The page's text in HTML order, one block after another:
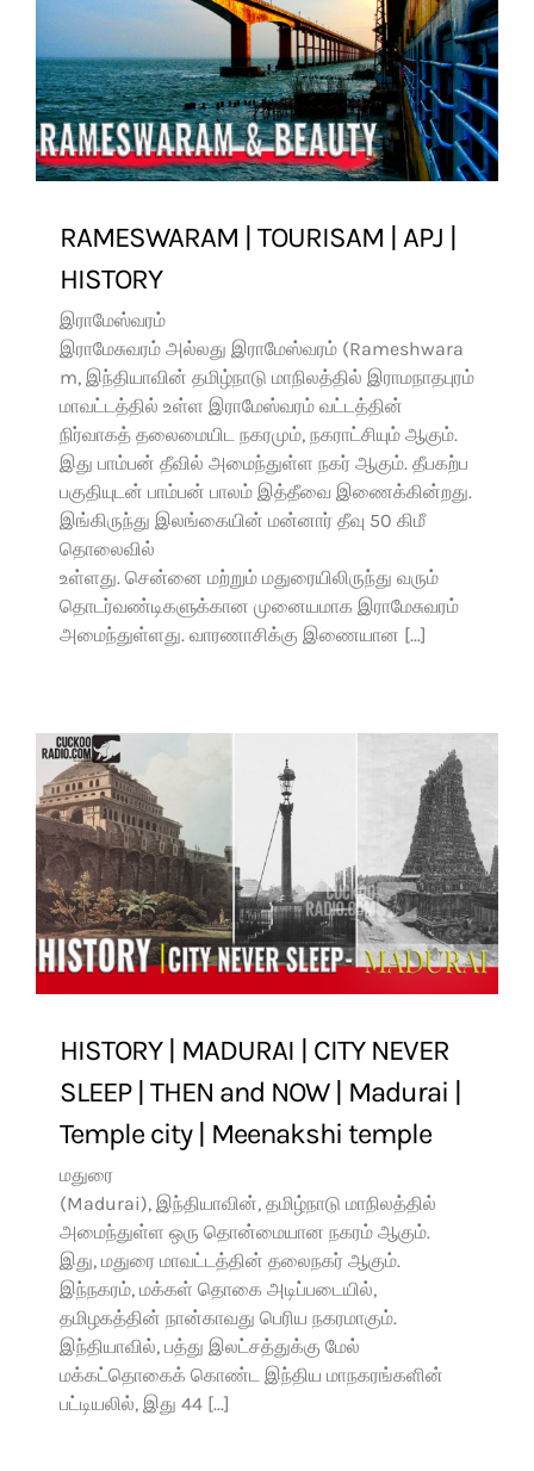
RAMESWARAM | TOURISAM | APJ |
HISTORY
இராமேஸ்வரம்
இராமேசுவரம் அல்லது இராமேஸ்வரம் (Rameshwara
m, இந்தியாவின் தமிழ்நாடு மாநிலத்தில் இராமநாதபுரம்
மாவட்டத்தில் உள்ள இராமேஸ்வரம் வட்டத்தின்
நிர்வாகத் தலைமையிட நகரமும், நகராட்சியும் ஆகும்.
இது பாம்பன் தீவில் அமைந்துள்ள நகர் ஆகும். தீபகற்ப
பகுதியுடன் பாம்பன் பாலம் இத்தீவை இணைக்கின்றது.
இங்கிருந்து இலங்கையின் மன்னார் தீவு 50 கிமீ
தொலைவில்
உள்ளது. சென்னை மற்றும் மதுரையிலிருந்து வரும்
தொடர்வண்டிகளுக்கான முனையமாக இராமேசுவரம்
அமைந்துள்ளது. வாரணாசிக்கு இணையான [...]
HISTORY | MADURAI | CITY NEVER
SLEEP | THEN and NOW | Madurai |
Temple city | Meenakshi temple
மதுரை
(Madurai), இந்தியாவின், தமிழ்நாடு மாநிலத்தில்
அமைந்துள்ள ஒரு தொன்மையான நகரம் ஆகும்.
இது, மதுரை மாவட்டத்தின் தலைநகர் ஆகும்.
இந்நகரம், மக்கள் தொகை அடிப்படையில்,
தமிழகத்தின் நான்காவது பெரிய நகரமாகும்.
இந்தியாவில், பத்து இலட்சத்துக்கு மேல்
மக்கட்தொகைக் கொண்ட இந்திய மாநகரங்களின்
பட்டியலில், இது 44 [...]